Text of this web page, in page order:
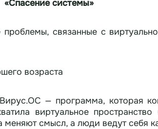
«Спасение системы»
связанные с
возраста
— программа, которая
виртуальное
смысл, а люди ведут себя